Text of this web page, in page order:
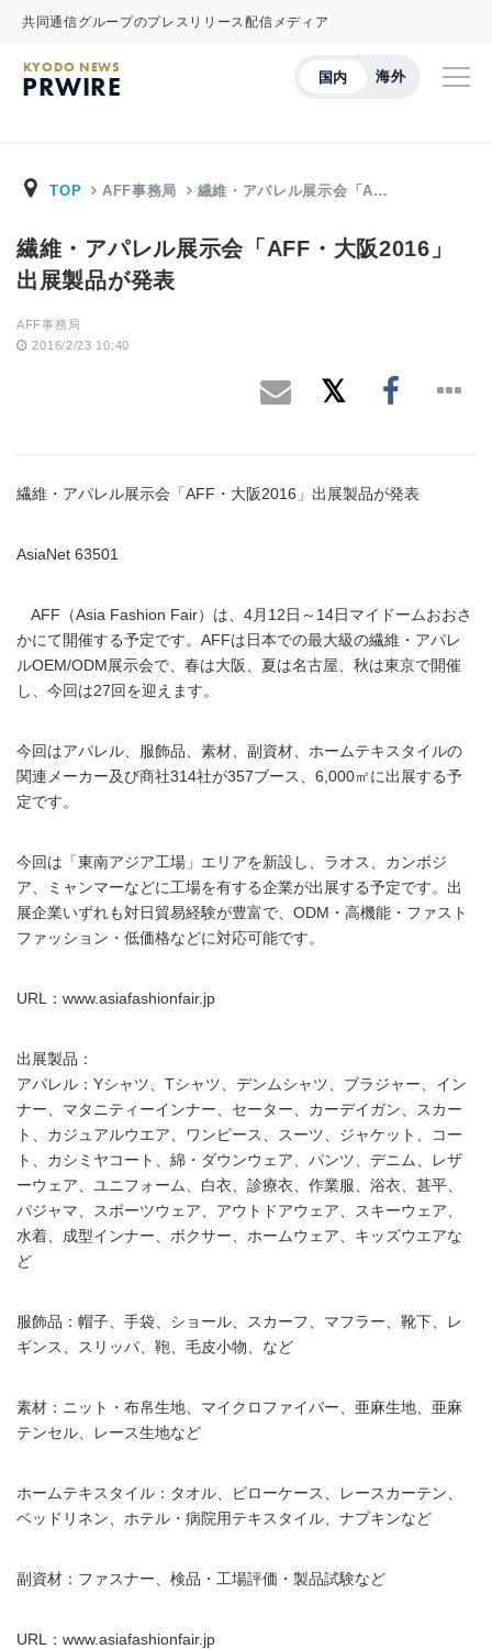
共同通信グループのプレスリリース配信メディア
国内 海外
KYODO NEWS
PRWIRE
TOP AFF事務局 繊維・アパレル展示会「A…
繊維・アパレル展示会「AFF・大阪2016」
出展製品が発表
AFF事務局
2016/2/23 10:40
繊維・アパレル展示会「AFF・大阪2016」出展製品が発表
AsiaNet 63501
AFF（Asia Fashion Fair）は、4月12日～14日マイドームおおさ
かにて開催する予定です。AFFは日本での最大級の繊維・アパレ
ルOEM/ODM展示会で、春は大阪、夏は名古屋、秋は東京で開催
し、今回は27回を迎えます。
今回はアパレル、服飾品、素材、副資材、ホームテキスタイルの
関連メーカー及び商社314社が357ブース、6,000㎡に出展する予
定です。
今回は「東南アジア工場」エリアを新設し、ラオス、カンボジ
ア、ミャンマーなどに工場を有する企業が出展する予定です。出
展企業いずれも対日貿易経験が豊富で、ODM・高機能・ファスト
ファッション・低価格などに対応可能です。
URL：www.asiafashionfair.jp
出展製品：
アパレル：Yシャツ、Tシャツ、デンムシャツ、ブラジャー、イン
ナー、マタニティーインナー、セーター、カーデイガン、スカー
ト、カジュアルウエア、ワンピース、スーツ、ジャケット、コー
ト、カシミヤコート、綿・ダウンウェア、パンツ、デニム、レザ
ーウェア、ユニフォーム、白衣、診療衣、作業服、浴衣、甚平、
パジャマ、スポーツウェア、アウトドアウェア、スキーウェア、
水着、成型インナー、ボクサー、ホームウェア、キッズウエアな
ど
服飾品：帽子、手袋、ショール、スカーフ、マフラー、靴下、レ
ギンス、スリッパ、鞄、毛皮小物、など
素材：ニット・布帛生地、マイクロファイバー、亜麻生地、亜麻
テンセル、レース生地など
ホームテキスタイル：タオル、ピローケース、レースカーテン、
ベッドリネン、ホテル・病院用テキスタイル、ナプキンなど
副資材：ファスナー、検品・工場評価・製品試験など
URL：www.asiafashionfair.jp